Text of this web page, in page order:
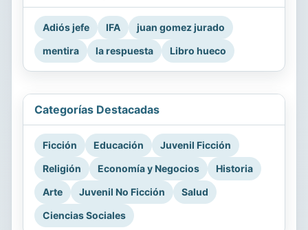
Adiós jefe IFA
juan gomez jurado
mentira
la respuesta Libro hueco
Categorías Destacadas
Ficción Educación
Juvenil Ficción
Religión
Economía y Negocios
Historia
Arte
Juvenil No Ficción
Salud
Ciencias Sociales